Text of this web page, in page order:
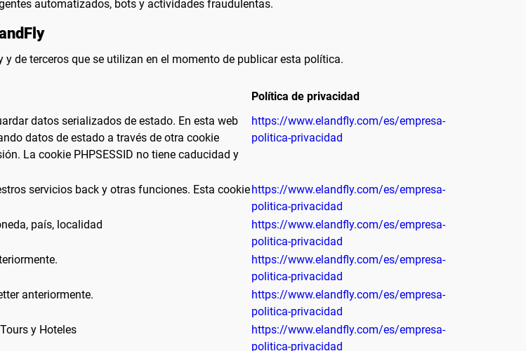
automatizados, bots y actividades fraudulentas.
de terceros que se utilizan en el momento de publicar esta política.
Política de privacidad
datos serializados de estado. En esta web
datos de estado a través de otra cookie
La cookie PHPSESSID no tiene caducidad y
https://www.elandfly.com/es/empresa-
politica-privacidad
servicios back y otras funciones. Esta cookie https://www.elandfly.com/es/empresa-
politica-privacidad
país, localidad
https://www.elandfly.com/es/empresa-
politica-privacidad
https://www.elandfly.com/es/empresa-
politica-privacidad
anteriormente.
https://www.elandfly.com/es/empresa-
politica-privacidad
y Hoteles
https://www.elandfly.com/es/empresa-
politica-privacidad